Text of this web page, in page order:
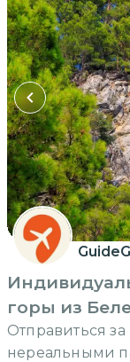
горы из
Отправиться
нереальными